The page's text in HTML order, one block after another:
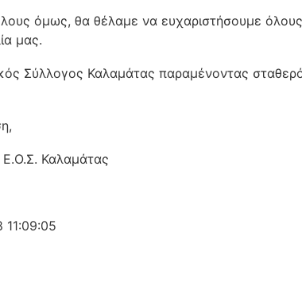
όμως, θα θέλαμε να ευχαριστήσουμε
μας.
Σύλλογος Καλαμάτας παραμένοντας
Καλαμάτας
11:09:05